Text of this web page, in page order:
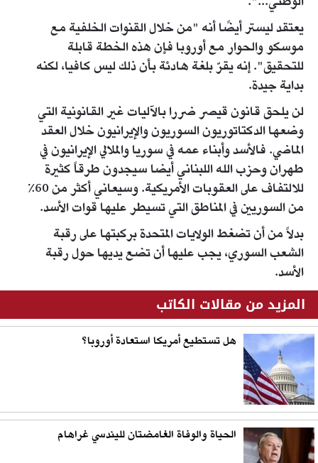
يعتقد ليستر أيضًا أنه "من خلال القنوات الخلفية مع
موسكو والحوار مع أوروبا فإن هذه الخطة قابلة
للتحقيق". إنه يقرّ بلغة هادئة بأن ذلك ليس كافيا، لكنه
بداية جيدة.
لن يلحق قانون قيصر ضررا بالآليات غير القانونية التي
وضعها الدكتاتوريون السوريون والإيرانيون خلال العقد
الماضي. فالأسد وأبناء عمه في سوريا والملالي الإيرانيون في
طهران وحزب الله اللبناني أيضا سيجدون طرقاً كثيرة
للالتفاف على العقوبات الأمريكية. وسيعاني أكثر من 60٪
من السوريين في المناطق التي تسيطر عليها قوات الأسد.
بدلاً من أن تضغط الولايات المتحدة بركبتها على رقبة
الشعب السوري، يجب عليها أن تضع يديها حول رقبة
الأسد.
المزيد من مقالات الكاتب
هل تستطيع أمريكا استعادة أوروبا؟
الحياة والوفاة الغامضتان لليندسي غراهام